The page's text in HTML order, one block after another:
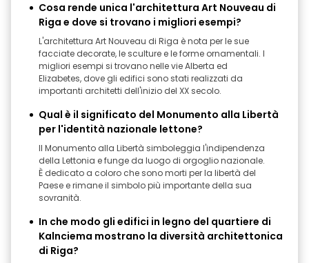
Cosa rende unica l'architettura Art Nouveau di
Riga e dove si trovano i migliori esempi?
L'architettura Art Nouveau di Riga è nota per le sue
facciate decorate, le sculture e le forme ornamentali. I
migliori esempi si trovano nelle vie Alberta ed
Elizabetes, dove gli edifici sono stati realizzati da
importanti architetti dell'inizio del XX secolo.
Qual è il significato del Monumento alla Libertà
per l'identità nazionale lettone?
Il Monumento alla Libertà simboleggia l'indipendenza
della Lettonia e funge da luogo di orgoglio nazionale.
È dedicato a coloro che sono morti per la libertà del
Paese e rimane il simbolo più importante della sua
sovranità.
In che modo gli edifici in legno del quartiere di
Kalnciema mostrano la diversità architettonica
di Riga?